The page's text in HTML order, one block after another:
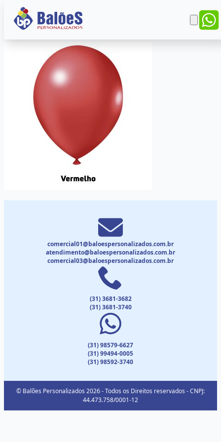
comercial01@baloespersonalizados.com.br
atendimento@baloespersonalizados.com.br
comercial03@baloespersonalizados.com.br
(31) 3681-3682
(31) 3681-3740
(31) 98579-6627
(31) 99494-0005
(31) 98592-3740
© Balões Personalizados 2026 - Todos os Direitos reservados - CNPJ:
44.473.758/0001-12